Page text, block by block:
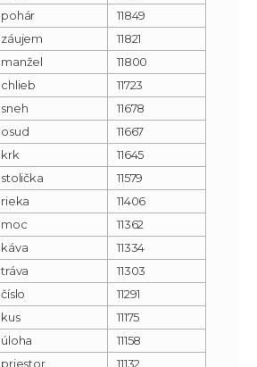
pohár
11849
záujem
11821
manžel
11800
chlieb
11723
sneh
11678
osud
11667
krk
11645
stolička
11579
rieka
11406
moc
11362
káva
11334
tráva
11303
číslo
11291
kus
11175
úloha
11158
priestor 11132